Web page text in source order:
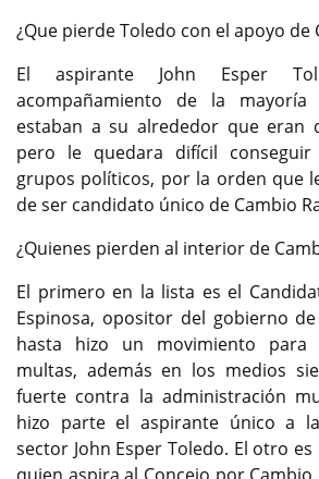
¿Que pierde Toledo con el apoyo de
El aspirante John Esper
acompañamiento de la
estaban a su alrededor que eran
pero le quedara difícil
grupos políticos, por la orden que
de ser candidato único de Cambio
¿Quienes pierden al interior de
El primero en la lista es el
Espinosa, opositor del gobierno
hasta hizo un movimiento
multas, además en los medios
fuerte contra la administración
hizo parte el aspirante único a
sector John Esper Toledo. El otro es